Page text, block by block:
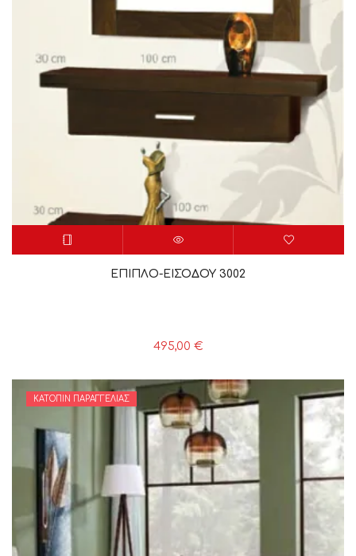
ΕΠΙΠΛΟ-ΕΙΣΟΔΟΥ 3002
495,00 €
ΚΑΤΌΠΙΝ ΠΑΡΑΓΓΕΛΊΑΣ